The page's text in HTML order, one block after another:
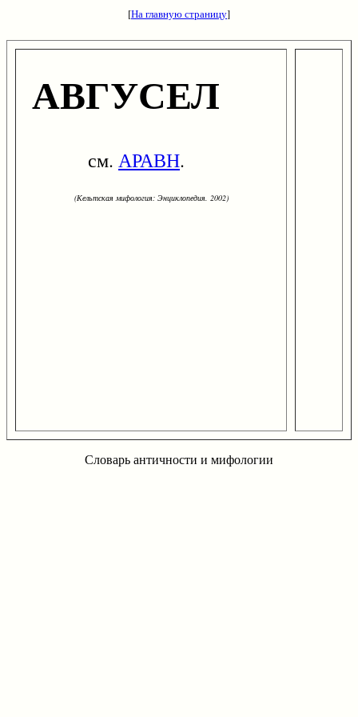
[На главную страницу]
АВГУСЕЛ
см. АРАВН.
(Кельтская мифология: Энциклопедия. 2002)
Словарь античности и мифологии